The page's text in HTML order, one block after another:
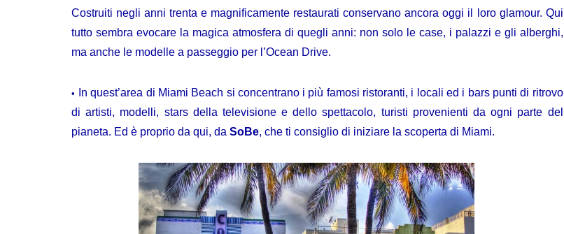
Costruiti negli anni trenta e magnificamente restaurati conservano ancora oggi il loro glamour. Qui
tutto sembra evocare la magica atmosfera di quegli anni: non solo le case, i palazzi e gli alberghi,
ma anche le modelle a passeggio per l’Ocean Drive.
In quest’area di Miami Beach si concentrano i più famosi ristoranti, i locali ed i bars punti di ritrovo
di artisti, modelli, stars della televisione e dello spettacolo, turisti provenienti da ogni parte del
pianeta. Ed è proprio da qui, da SoBe, che ti consiglio di iniziare la scoperta di Miami.